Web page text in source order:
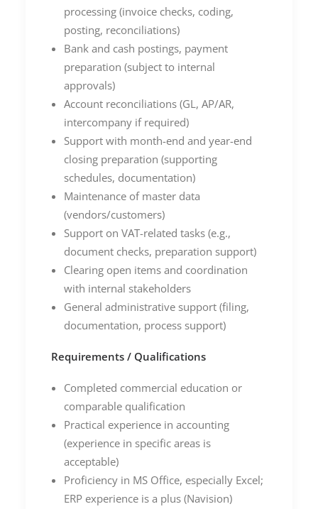
processing (invoice checks, coding,
posting, reconciliations)
Bank and cash postings, payment
preparation (subject to internal
approvals)
Account reconciliations (GL, AP/AR,
intercompany if required)
Support with month-end and year-end
closing preparation (supporting
schedules, documentation)
Maintenance of master data
(vendors/customers)
Support on VAT-related tasks (e.g.,
document checks, preparation support)
Clearing open items and coordination
with internal stakeholders
General administrative support (filing,
documentation, process support)
Requirements / Qualifications
Completed commercial education or
comparable qualification
Practical experience in accounting
(experience in specific areas is
acceptable)
Proficiency in MS Office, especially Excel;
ERP experience is a plus (Navision)